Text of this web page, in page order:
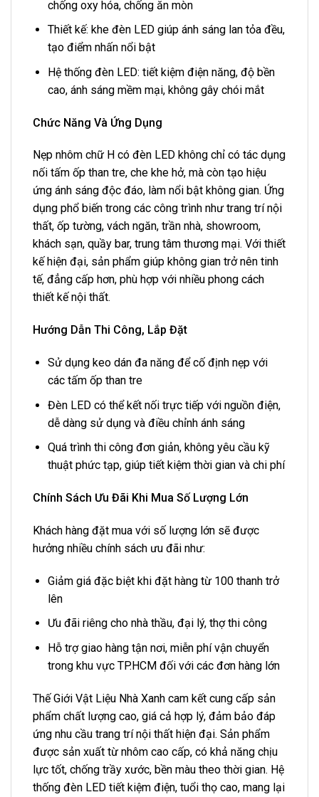
chống oxy hóa, chống ăn mòn
Thiết kế: khe đèn LED giúp ánh sáng lan tỏa đều,
tạo điểm nhấn nổi bật
Hệ thống đèn LED: tiết kiệm điện năng, độ bền
cao, ánh sáng mềm mại, không gây chói mắt
Chức Năng Và Ứng Dụng
Nẹp nhôm chữ H có đèn LED không chỉ có tác dụng
nối tấm ốp than tre, che khe hở, mà còn tạo hiệu
ứng ánh sáng độc đáo, làm nổi bật không gian. Ứng
dụng phổ biến trong các công trình như trang trí nội
thất, ốp tường, vách ngăn, trần nhà, showroom,
khách sạn, quầy bar, trung tâm thương mại. Với thiết
kế hiện đại, sản phẩm giúp không gian trở nên tinh
tế, đẳng cấp hơn, phù hợp với nhiều phong cách
thiết kế nội thất.
Hướng Dẫn Thi Công, Lắp Đặt
Sử dụng keo dán đa năng để cố định nẹp với
các tấm ốp than tre
Đèn LED có thể kết nối trực tiếp với nguồn điện,
dễ dàng sử dụng và điều chỉnh ánh sáng
Quá trình thi công đơn giản, không yêu cầu kỹ
thuật phức tạp, giúp tiết kiệm thời gian và chi phí
Chính Sách Ưu Đãi Khi Mua Số Lượng Lớn
Khách hàng đặt mua với số lượng lớn sẽ được
hưởng nhiều chính sách ưu đãi như:
Giảm giá đặc biệt khi đặt hàng từ 100 thanh trở
lên
Ưu đãi riêng cho nhà thầu, đại lý, thợ thi công
Hỗ trợ giao hàng tận nơi, miễn phí vận chuyển
trong khu vực TP.HCM đối với các đơn hàng lớn
Thế Giới Vật Liệu Nhà Xanh cam kết cung cấp sản
phẩm chất lượng cao, giá cả hợp lý, đảm bảo đáp
ứng nhu cầu trang trí nội thất hiện đại. Sản phẩm
được sản xuất từ nhôm cao cấp, có khả năng chịu
lực tốt, chống trầy xước, bền màu theo thời gian. Hệ
thống đèn LED tiết kiệm điện, tuổi thọ cao, mang lại